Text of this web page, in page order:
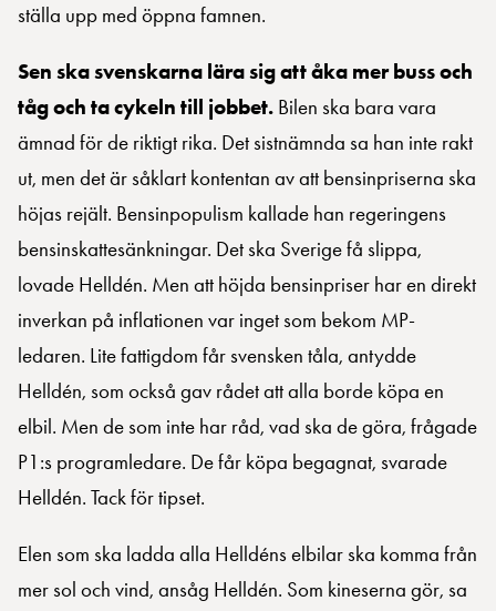
ställa upp med öppna famnen.
Sen ska svenskarna lära sig att åka mer buss och
tåg och ta cykeln till jobbet. Bilen ska bara vara
ämnad för de riktigt rika. Det sistnämnda sa han inte rakt
ut, men det är såklart kontentan av att bensinpriserna ska
höjas rejält. Bensinpopulism kallade han regeringens
bensinskattesänkningar. Det ska Sverige få slippa,
lovade Helldén. Men att höjda bensinpriser har en direkt
inverkan på inflationen var inget som bekom MP-
ledaren. Lite fattigdom får svensken tåla, antydde
Helldén, som också gav rådet att alla borde köpa en
elbil. Men de som inte har råd, vad ska de göra, frågade
P1:s programledare. De får köpa begagnat, svarade
Helldén. Tack för tipset.
Elen som ska ladda alla Helldéns elbilar ska komma från
mer sol och vind, ansåg Helldén. Som kineserna gör, sa